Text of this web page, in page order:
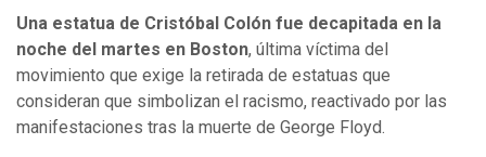
Una estatua de Cristóbal Colón fue decapitada en la
noche del martes en Boston, última víctima del
movimiento que exige la retirada de estatuas que
consideran que simbolizan el racismo, reactivado por las
manifestaciones tras la muerte de George Floyd.